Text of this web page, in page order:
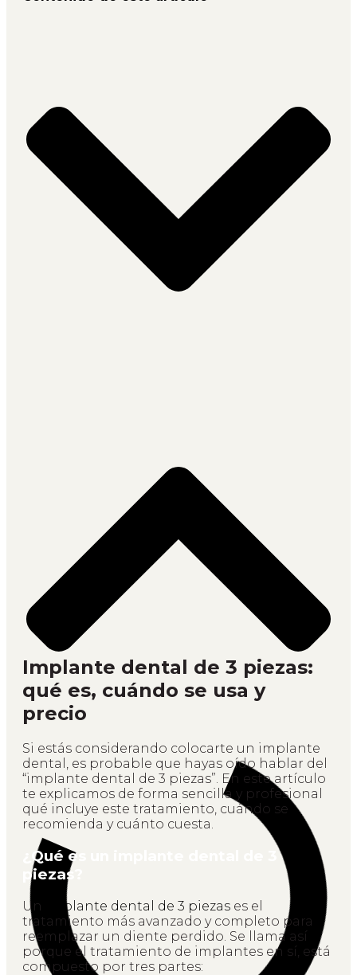
Implante dental de 3 piezas:
qué es, cuándo se usa y
precio
Si estás considerando colocarte un implante
dental, es probable que hayas oído hablar del
“implante dental de 3 piezas”. En este artículo
te explicamos de forma sencilla y profesional
qué incluye este tratamiento, cuándo se
recomienda y cuánto cuesta.
¿Qué es un implante dental de 3
piezas?
Un implante dental de 3 piezas es el
tratamiento más avanzado y completo para
reemplazar un diente perdido. Se llama así
porque el tratamiento de implantes en sí, está
compuesto por tres partes: